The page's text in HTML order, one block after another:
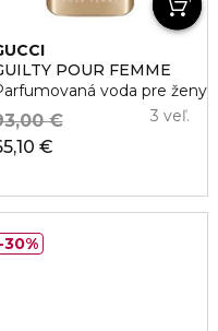
POUR FEMME
voda pre ženy
€
€ 3 veľ.
30%